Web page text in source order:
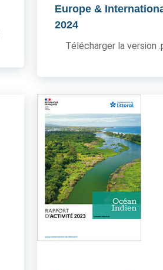
Europe &
2024
Télécharger la version